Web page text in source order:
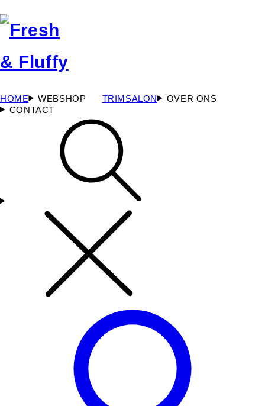
HOME WEBSHOP TRIMSALON
OVER ONS
CONTACT